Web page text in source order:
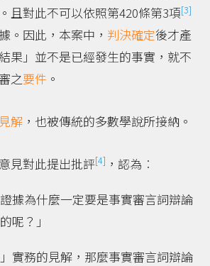
且對此不可以依照第420條第3項[3]
。因此，本案中， 判決確定後才產
果」並不是已經發生的事實，就不
之要件 。
解 ，也被傳統的多數學說所接納。
見對此提出批評[4] ，認為︰
據為什麼一定要是事實審言詞辯論
呢？」
實務的見解，那麼事實審言詞辯論